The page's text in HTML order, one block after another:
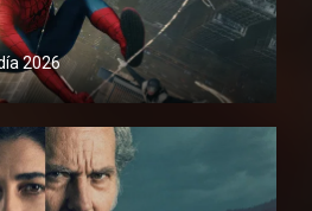
2026